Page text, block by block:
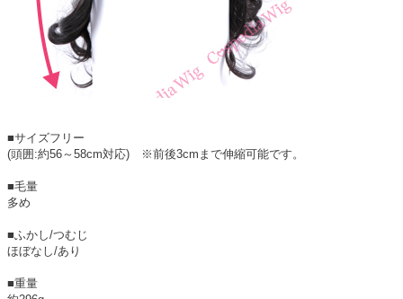
■サイズフリー
(頭囲:約56～58cm対応) ※前後3cmまで伸縮可能です。
■毛量
多め
■ふかし/つむじ
ほぼなし/あり
■重量